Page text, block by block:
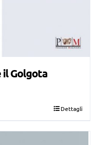
il Golgota
Dettagli